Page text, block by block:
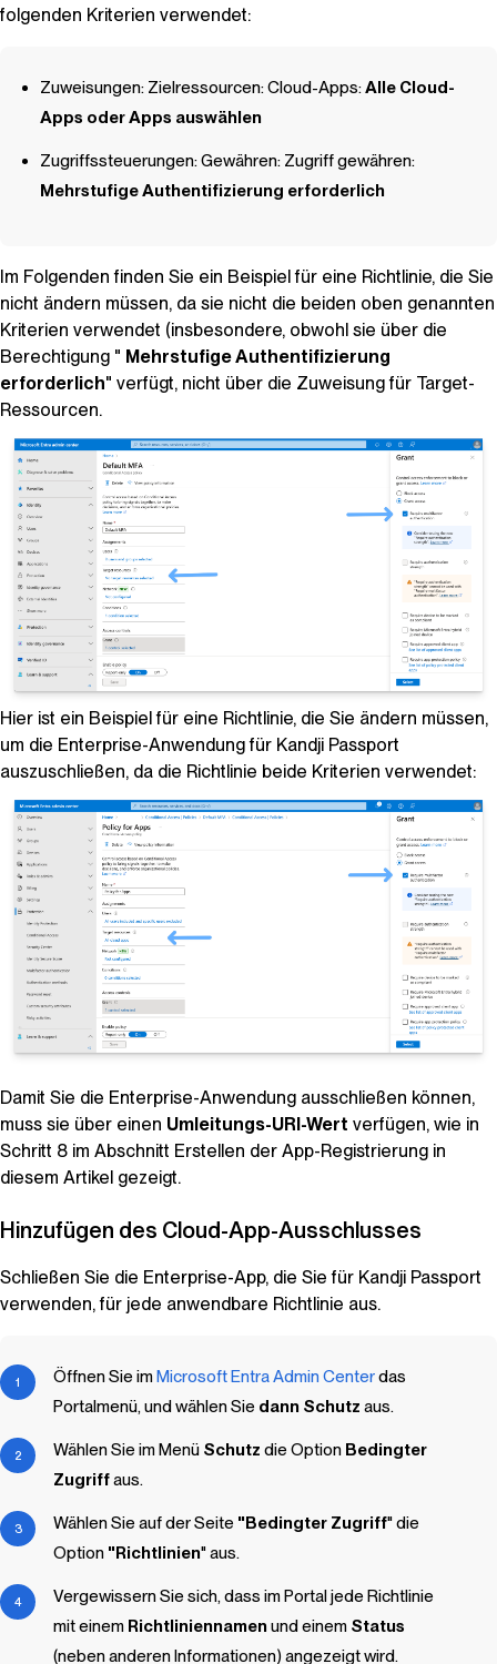
folgenden Kriterien verwendet:
Zuweisungen: Zielressourcen: Cloud-Apps:Alle Cloud-
Apps oder Apps auswählen
Zugriffssteuerungen: Gewähren: Zugriff gewähren:
Mehrstufige Authentifizierung erforderlich
Im Folgenden finden Sie ein Beispiel für eine Richtlinie, die Sie
nicht ändern müssen, da sie nicht die beiden oben genannten
Kriterien verwendet (insbesondere, obwohl sie über die
Berechtigung " Mehrstufige Authentifizierung
erforderlich" verfügt, nicht über die Zuweisung für Target-
Ressourcen.
Hier ist ein Beispiel für eine Richtlinie, die Sie ändern müssen,
um die Enterprise-Anwendung für Kandji Passport
auszuschließen, da die Richtlinie beide Kriterien verwendet:
Damit Sie die Enterprise-Anwendung ausschließen können,
muss sie über einen Umleitungs-URI-Wert verfügen, wie in
Schritt 8 im Abschnitt Erstellen der App-Registrierung in
diesem Artikel gezeigt.
Hinzufügen des Cloud-App-Ausschlusses
Schließen Sie die Enterprise-App, die Sie für Kandji Passport
verwenden, für jede anwendbare Richtlinie aus.
Öffnen Sie imMicrosoft Entra Admin Centerdas
Portalmenü, und wählen Sie dann Schutz aus.
Wählen Sie im Menü Schutz die Option Bedingter
Zugriffaus.
Wählen Sie auf der Seite "Bedingter Zugriff" die
Option "Richtlinien" aus.
Vergewissern Sie sich, dass im Portal jede Richtlinie
mit einem Richtliniennamenund einem Status
(neben anderen Informationen) angezeigt wird.